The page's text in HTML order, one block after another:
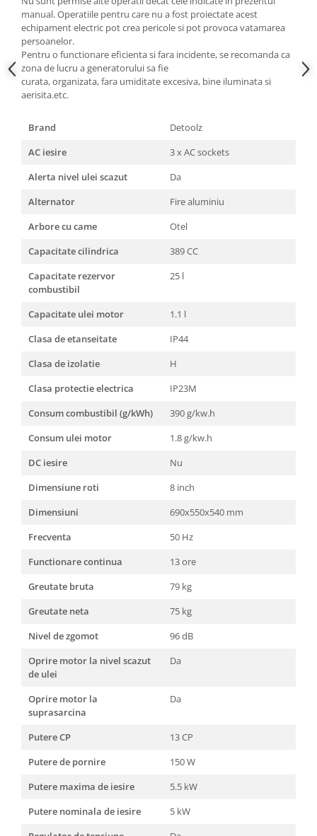
Unelte Gradinarit
Ventilatoare & Sisteme Racire
Aparate de aer conditionat
Ventilatoare
Zootehnie
Incubatoare oua
manual. Operatiile pentru care nu a fost proiectate acest
echipament electric pot crea pericole si pot provoca vatamarea
persoanelor.
Pentru o functionare eficienta si fara incidente, se recomanda ca
zona de lucru a generatorului sa fie
curata, organizata, fara umiditate excesiva, bine iluminata si
aerisita.etc.
Brand
Detoolz
AC iesire
3 x AC sockets
Alerta nivel ulei scazut
Da
Alternator
Fire aluminiu
Arbore cu came
Otel
Capacitate cilindrica
389 CC
Capacitate rezervor
combustibil
25 l
Capacitate ulei motor
1.1 l
Clasa de etanseitate
IP44
Clasa de izolatie
H
Clasa protectie electrica
IP23M
Consum combustibil (g/kWh)
390 g/kw.h
Consum ulei motor
1.8 g/kw.h
DC iesire
Nu
Dimensiune roti
8 inch
Dimensiuni
690x550x540 mm
Frecventa
50 Hz
Functionare continua
13 ore
Greutate bruta
79 kg
Greutate neta
75 kg
Nivel de zgomot
96 dB
Oprire motor la nivel scazut
de ulei
Da
Oprire motor la
suprasarcina
Da
Putere CP
13 CP
Putere de pornire
150 W
Putere maxima de iesire
5.5 kW
Putere nominala de iesire
5 kW